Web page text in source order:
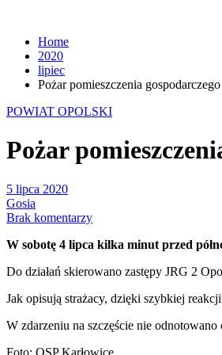
Home
2020
lipiec
Pożar pomieszczenia
POWIAT OPOLSKI
Pożar
5 lipca 2020
Gosia
Brak komentarzy
W sobotę 4 lipca kilka minut przed
Do działań skierowano zastępy JRG 2
Jak opisują strażacy, dzięki szybkiej
W zdarzeniu na szczęście nie
Foto: OSP Karłowice